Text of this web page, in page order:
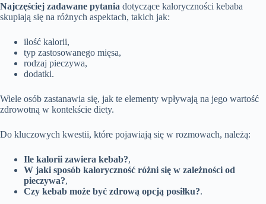
Najczęściej zadawane pytania dotyczące kaloryczności kebaba
skupiają się na różnych aspektach, takich jak:
ilość kalorii,
typ zastosowanego mięsa,
rodzaj pieczywa,
dodatki.
Wiele osób zastanawia się, jak te elementy wpływają na jego wartość
zdrowotną w kontekście diety.
Do kluczowych kwestii, które pojawiają się w rozmowach, należą:
Ile kalorii zawiera kebab?,
W jaki sposób kaloryczność różni się w zależności od
pieczywa?,
Czy kebab może być zdrową opcją posiłku?.